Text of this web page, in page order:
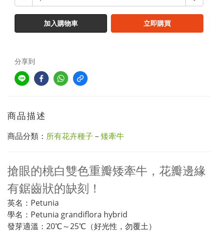
加入購物車 立即購買
分享到
商品描述
商品分類： 所有花卉種子 －矮牽牛
搶眼的桃白雙色重瓣矮牽牛，花瓣邊緣
有鋸齒狀的缺刻！
英名：Petunia
學名：Petunia grandiflora hybrid
發芽適溫：20℃～25℃（好光性，勿覆土）